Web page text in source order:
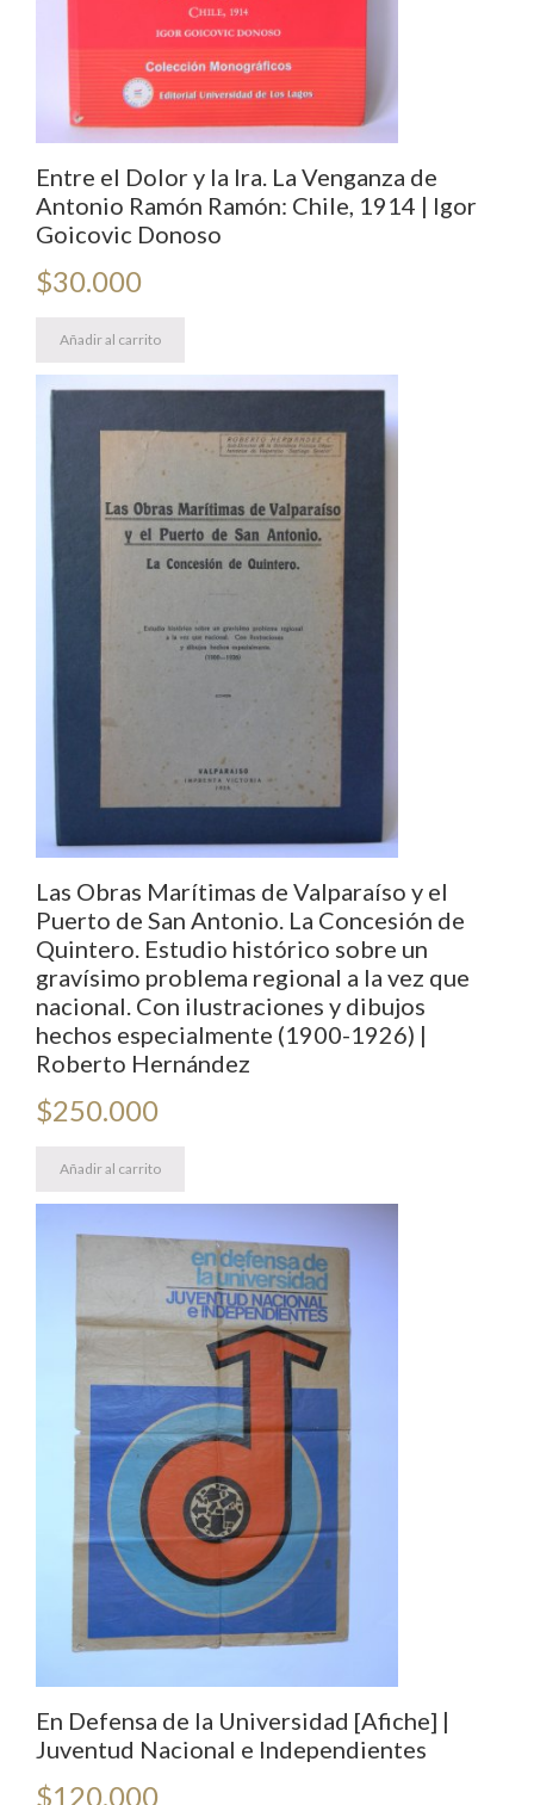
Entre el Dolor y la Ira. La Venganza de
Antonio Ramón Ramón: Chile, 1914 | Igor
Goicovic Donoso
$30.000
Añadir al carrito
Las Obras Marítimas de Valparaíso y el
Puerto de San Antonio. La Concesión de
Quintero. Estudio histórico sobre un
gravísimo problema regional a la vez que
nacional. Con ilustraciones y dibujos
hechos especialmente (1900-1926) |
Roberto Hernández
$250.000
Añadir al carrito
En Defensa de la Universidad [Afiche] |
Juventud Nacional e Independientes
$120.000